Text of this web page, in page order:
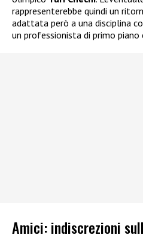
rappresenterebbe quindi un
adattata però a una disciplina
un professionista di primo piano
Amici: indiscrezioni